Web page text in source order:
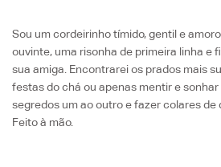
Sou um cordeirinho tímido, gentil e
ouvinte, uma risonha de primeira linha e
sua amiga. Encontrarei os prados mais
festas do chá ou apenas mentir e
segredos um ao outro e fazer colares de
Feito à mão.